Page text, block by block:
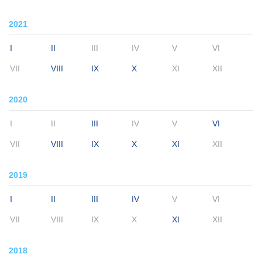
2021
I II III IV V VI
VII VIII IX X XI XII
2020
I II III IV V VI
VII VIII IX X XI XII
2019
I II III IV V VI
VII VIII IX X XI XII
2018